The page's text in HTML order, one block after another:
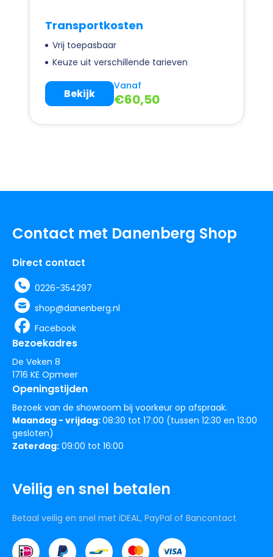
Transportkosten
Vrij toepasbaar
Keuze uit verschillende tarieven
Vanaf
€60,50
Bekijk
Contact met Danenberg Shop
Direct contact
0226-354297
shop@danenberg.nl
Facebook
Bezoekadres
De Veken 8
1716 KE Opmeer
Openingstijden
Bezoek van de showroom bij voorkeur op afspraak.
Maandag - vrijdag:08:30 tot 17:00 (tussen 12:30 en 13:00
gesloten)
Zaterdag: 09:00 tot 16:00
Veilig en snel betalen
Betaal veilig en snel met iDEAL, PayPal of Bancontact